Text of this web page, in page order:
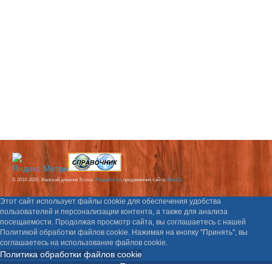
© 2010-2020. Женский дневник Егозы. Разработка , продвижение сайта: AlexZa
Этот сайт использует файлы cookie для обеспечения удобства
пользователей и персонализации контента, а также для анализа
посещаемости. Продолжая просмотр сайта, вы соглашаетесь с нашей
Политикой обработки файлов cookie. Нажимая на кнопку "Принять", вы
соглашаетесь на использование файлов cookie.
Политика обработки файлов cookie